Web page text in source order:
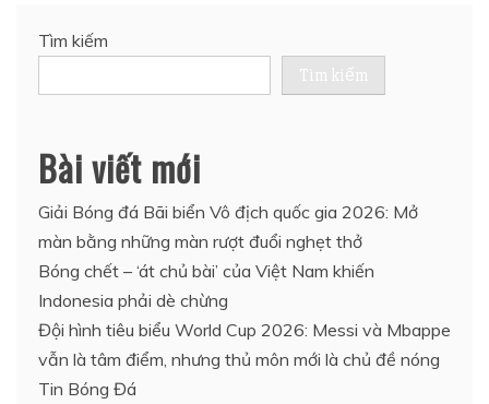
Tìm kiếm
Tìm kiếm
Bài viết mới
Giải Bóng đá Bãi biển Vô địch quốc gia 2026: Mở
màn bằng những màn rượt đuổi nghẹt thở
Bóng chết – ‘át chủ bài’ của Việt Nam khiến
Indonesia phải dè chừng
Đội hình tiêu biểu World Cup 2026: Messi và Mbappe
vẫn là tâm điểm, nhưng thủ môn mới là chủ đề nóng
Tin Bóng Đá